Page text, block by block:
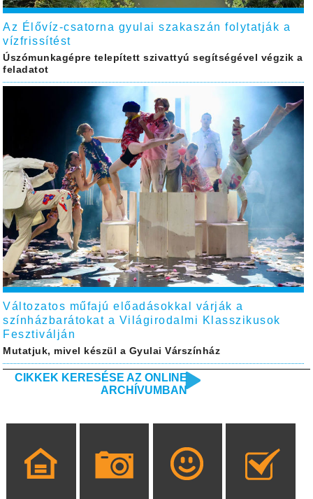
Az Élővíz-csatorna gyulai szakaszán folytatják a
vízfrissítést
Úszómunkagépre telepített szivattyú segítségével végzik a
feladatot
Változatos műfajú előadásokkal várják a
színházbarátokat a Világirodalmi Klasszikusok
Fesztiválján
Mutatjuk, mivel készül a Gyulai Várszínház
CIKKEK KERESÉSE AZ ONLINE
ARCHÍVUMBAN